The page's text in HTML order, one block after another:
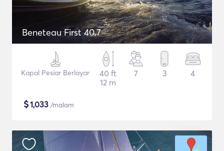
Beneteau First 40.7
Kapal Pesiar Berlayar
40 ft
12 m
7 3 4
$1,033 /malam